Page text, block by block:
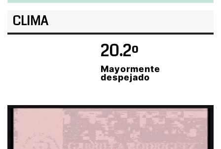
CLIMA
20.2º
Mayormente
despejado